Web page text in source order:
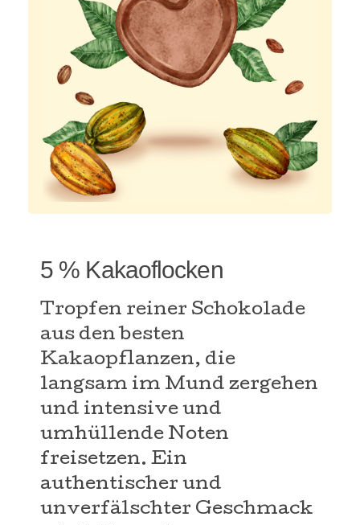
5 % Kakaoflocken
Tropfen reiner Schokolade
aus den besten
Kakaopflanzen, die
langsam im Mund zergehen
und intensive und
umhüllende Noten
freisetzen. Ein
authentischer und
unverfälschter Geschmack